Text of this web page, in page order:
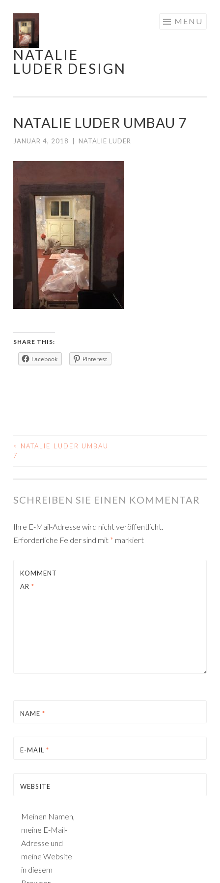
Skip
to
content
NATALIE
LUDER DESIGN
MENU
NATALIE LUDER UMBAU 7
JANUAR 4, 2018 NATALIE LUDER
SHARE THIS:
Facebook Pinterest
POST
<
NATALIE LUDER UMBAU
7
SCHREIBEN SIE EINEN KOMMENTAR
Ihre E-Mail-Adresse wird nicht veröffentlicht.
Erforderliche Felder sind mit * markiert
KOMMENT
AR *
NAME *
E-MAIL *
WEBSITE
Meinen Namen,
meine E-Mail-
Adresse und
meine Website
in diesem